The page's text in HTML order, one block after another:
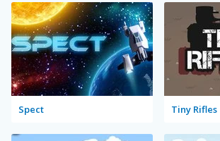
Spect Tiny Rifles